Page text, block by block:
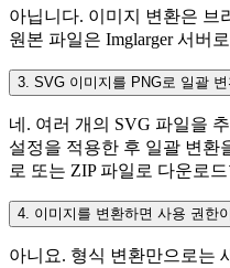
아닙니다. 이미지 변환은 브
원본 파일은 Imglarger 서버
3. SVG 이미지를 PNG로 일괄
네. 여러 개의 SVG 파일을
설정을 적용한 후 일괄 변환
로 또는 ZIP 파일로 다운로
4. 이미지를 변환하면 사용 권한
아니요. 형식 변환만으로는